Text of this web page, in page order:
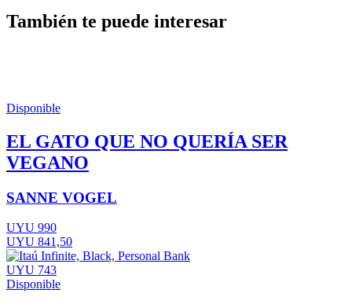
También te puede interesar
Disponible
EL GATO QUE NO QUERÍA SER
VEGANO
SANNE VOGEL
UYU 990
UYU 841,50
UYU 743
Disponible